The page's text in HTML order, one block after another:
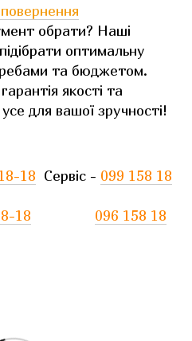
обрати? Наші
оптимальну
та бюджетом.
якості та
усе для вашої зручності!
18 Сервіс - 099 158 18
18
096 158 18